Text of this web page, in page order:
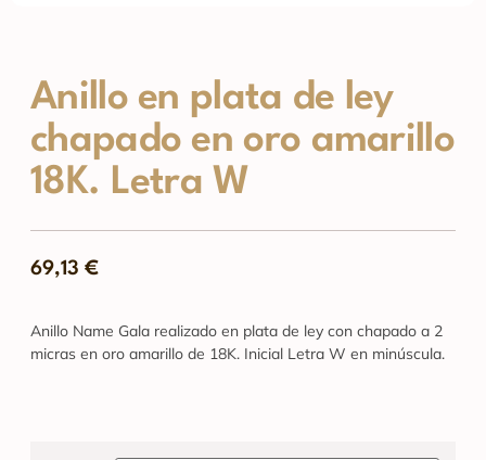
Anillo en plata de ley
chapado en oro amarillo
18K. Letra W
69,13 €
Anillo Name Gala realizado en plata de ley con chapado a 2
micras en oro amarillo de 18K. Inicial Letra W en minúscula.